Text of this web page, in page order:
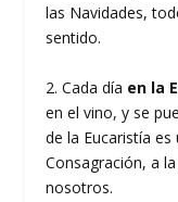
las Navidades,
sentido.
2. Cada día en la
en el vino, y se
de la Eucaristía
Consagración, a
nosotros.